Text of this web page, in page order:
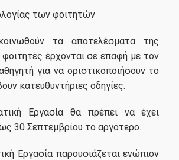
Αποκατάσταση
Επαγγελματικής Ταυτότητας
των φοιτητών
τα αποτελέσματα της
φοιτητές έρχονται σε επαφή με τον
για να οριστικοποιήσουν το
κατευθυντήριες οδηγίες.
Εργασία θα πρέπει να έχει
30 Σεπτεμβρίου το αργότερο.
Εργασία παρουσιάζεται ενώπιον